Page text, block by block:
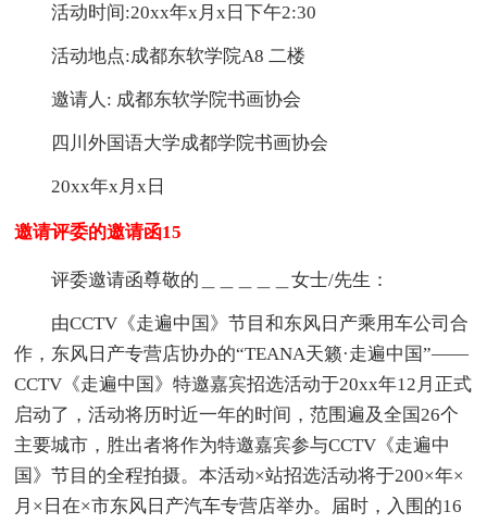
活动时间:20xx年x月x日下午2:30
活动地点:成都东软学院A8 二楼
邀请人: 成都东软学院书画协会
四川外国语大学成都学院书画协会
20xx年x月x日
邀请评委的邀请函15
评委邀请函尊敬的＿＿＿＿＿女士/先生：
由CCTV《走遍中国》节目和东风日产乘用车公司合
作，东风日产专营店协办的“TEANA天籁·走遍中国”——
CCTV《走遍中国》特邀嘉宾招选活动于20xx年12月正式
启动了，活动将历时近一年的时间，范围遍及全国26个
主要城市，胜出者将作为特邀嘉宾参与CCTV《走遍中
国》节目的全程拍摄。本活动×站招选活动将于200×年×
月×日在×市东风日产汽车专营店举办。届时，入围的16